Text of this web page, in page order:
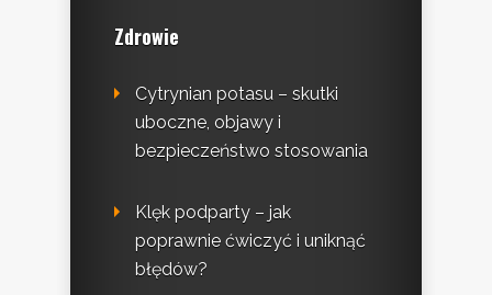
Zdrowie
Cytrynian potasu – skutki
uboczne, objawy i
bezpieczeństwo stosowania
Klęk podparty – jak
poprawnie ćwiczyć i uniknąć
błędów?